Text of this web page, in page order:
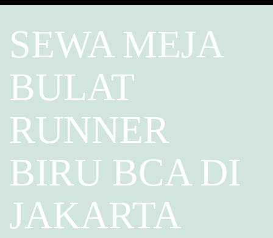
SEWA MEJA
BULAT
RUNNER
BIRU BCA DI
JAKARTA